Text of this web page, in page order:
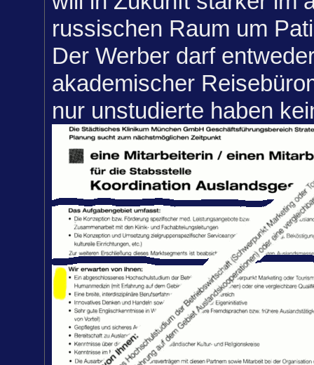
russischen Raum um
Der Werber darf
akademischer
nur unstudierte haben